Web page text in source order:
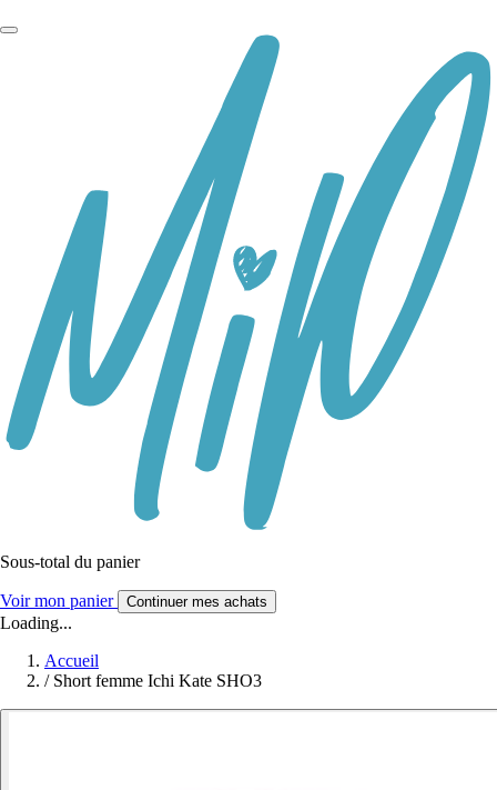
Sous-total du panier
Voir mon panier Continuer mes achats
Loading...
Accueil
/ Short femme Ichi Kate SHO3